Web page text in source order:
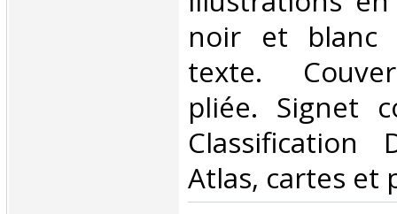
noir et blanc
texte.
pliée. Signet
Classification
Atlas, cartes et